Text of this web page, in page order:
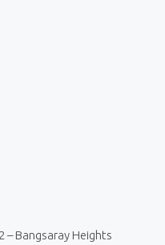
– Bangsaray Heights